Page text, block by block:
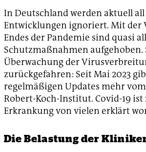
In Deutschland werden aktuell all
Entwicklungen ignoriert. Mit der
Endes der Pandemie sind quasi
Schutzmaßnahmen aufgehoben.
Überwachung der
zurückgefahren: Seit Mai 2023
regelmäßigen Updates mehr
Robert-Koch-Institut. Covid-19
Erkrankung von vielen erklärt
Die Belastung der